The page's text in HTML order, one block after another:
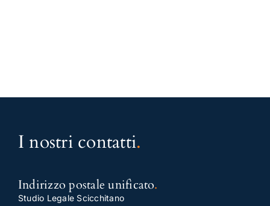
I nostri contatti.
Indirizzo postale unificato.
Studio Legale Scicchitano